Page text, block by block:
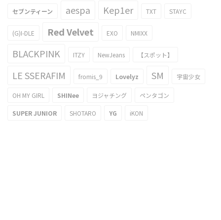
セブンティーン aespa Kep1er TXT STAYC
(G)I-DLE Red Velvet EXO NMIXX
BLACKPINK ITZY NewJeans 【スポット】
LE SSERAFIM fromis_9 Lovelyz SM 宇宙少女
OH MY GIRL SHINee ヨジャチング ペンタゴン
SUPER JUNIOR SHOTARO YG iKON